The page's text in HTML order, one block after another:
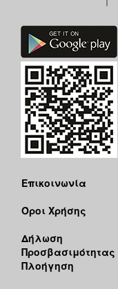
Επικοινωνία
Όροι Χρήσης
Δήλωση
Προσβασιμότητας
Πλοήγηση